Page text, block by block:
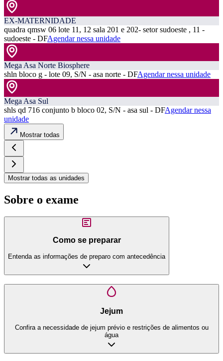
EX-MATERNIDADE
quadra qmsw 06 lote 11, 12 sala 201 e 202- setor sudoeste , 11 -
sudoeste - DFAgendar nessa unidade
Mega Asa Norte Biosphere
shln bloco g - lote 09, S/N - asa norte - DFAgendar nessa unidade
Mega Asa Sul
shls qd 716 conjunto b bloco 02, S/N - asa sul - DFAgendar nessa
unidade
Mostrar todas
Mostrar todas as unidades
Sobre o exame
Como se preparar
Entenda as informações de preparo com antecedência
Jejum
Confira a necessidade de jejum prévio e restrições de alimentos ou
água